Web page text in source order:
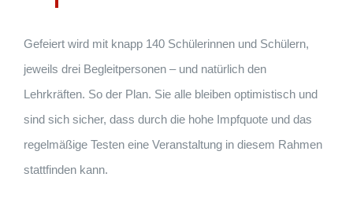
Gefeiert wird mit knapp 140 Schülerinnen und Schülern,
jeweils drei Begleitpersonen – und natürlich den
Lehrkräften. So der Plan. Sie alle bleiben optimistisch und
sind sich sicher, dass durch die hohe Impfquote und das
regelmäßige Testen eine Veranstaltung in diesem Rahmen
stattfinden kann.